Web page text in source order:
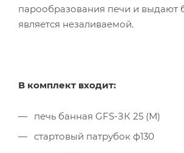
парообразования печи и выдают
является незаливаемой.
В комплект входит:
печь банная GFS-ЗК 25 (М)
стартовый патрубок ф130